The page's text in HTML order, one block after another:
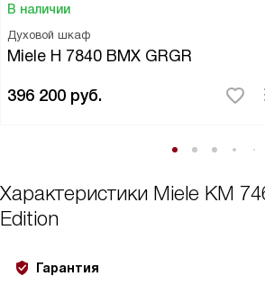
В наличии
Духовой шкаф
Miele H 7840 BMX GRGR
396 200 руб.
Характеристики Miele KM
Edition
Гарантия